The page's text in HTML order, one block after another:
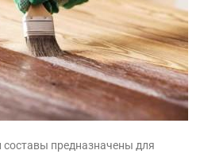
составы предназначены для